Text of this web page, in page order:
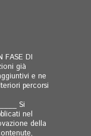
FASE DI
già
e ne
percorsi
Si
nel
della